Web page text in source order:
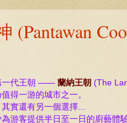
(Pantawan
一代王朝 —— 蘭納王朝 (The
得一游的城市之一。
實還有另一個選擇...
游客提供半日至一日的廚藝體